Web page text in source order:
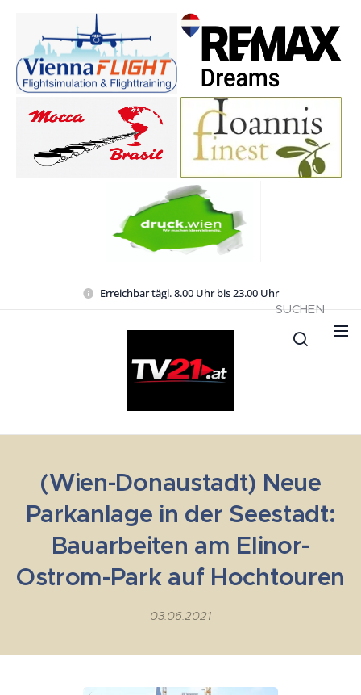
Erreichbar tägl. 8.00 Uhr bis 23.00 Uhr
SUCHEN
(Wien-Donaustadt) Neue
Parkanlage in der Seestadt:
Bauarbeiten am Elinor-
Ostrom-Park auf Hochtouren
03.06.2021